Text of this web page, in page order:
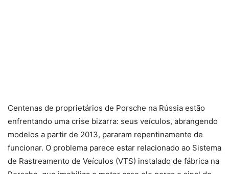
Centenas de proprietários de Porsche na Rússia estão
enfrentando uma crise bizarra: seus veículos, abrangendo
modelos a partir de 2013, pararam repentinamente de
funcionar. O problema parece estar relacionado ao Sistema
de Rastreamento de Veículos (VTS) instalado de fábrica na